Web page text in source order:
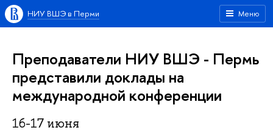
Меню
НИУ ВШЭ в Перми
Преподаватели НИУ ВШЭ - Пермь
представили доклады на
международной конференции
16-17 июня